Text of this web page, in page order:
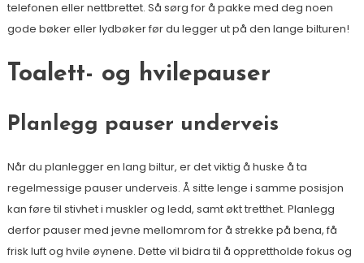
telefonen eller nettbrettet. Så sørg for å pakke med deg noen
gode bøker eller lydbøker før du legger ut på den lange bilturen!
Toalett- og hvilepauser
Planlegg pauser underveis
Når du planlegger en lang biltur, er det viktig å huske å ta
regelmessige pauser underveis. Å sitte lenge i samme posisjon
kan føre til stivhet i muskler og ledd, samt økt tretthet. Planlegg
derfor pauser med jevne mellomrom for å strekke på bena, få
frisk luft og hvile øynene. Dette vil bidra til å opprettholde fokus og